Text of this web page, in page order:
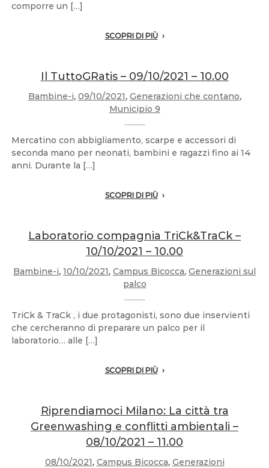
comporre un […]
SCOPRI DI PIÙ
Il TuttoGRatis – 09/10/2021 – 10.00
Bambine-i, 09/10/2021, Generazioni che contano,
Municipio 9
Mercatino con abbigliamento, scarpe e accessori di
seconda mano per neonati, bambini e ragazzi fino ai 14
anni. Durante la […]
SCOPRI DI PIÙ
Laboratorio compagnia TriCk&TraCk –
10/10/2021 – 10.00
Bambine-i, 10/10/2021, Campus Bicocca, Generazioni sul
palco
TriCk & TraCk , i due protagonisti, sono due inservienti
che cercheranno di preparare un palco per il
laboratorio… alle […]
SCOPRI DI PIÙ
Riprendiamoci Milano: La città tra
Greenwashing e conflitti ambientali –
08/10/2021 – 11.00
08/10/2021, Campus Bicocca, Generazioni